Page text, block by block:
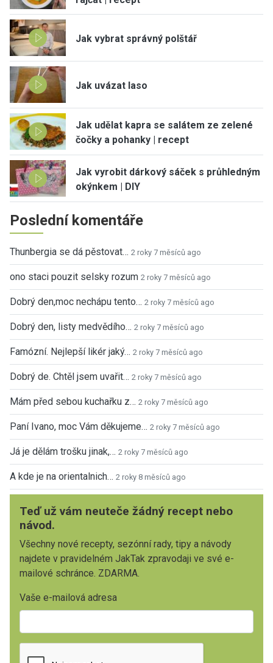
Jak vybrat správný polštář
Jak uvázat laso
Jak udělat kapra se salátem ze zelené
čočky a pohanky | recept
Jak vyrobit dárkový sáček s průhledným
okýnkem | DIY
Poslední komentáře
Thunbergia se dá pěstovat… 2 roky 7 měsíců ago
ono staci pouzit selsky rozum 2 roky 7 měsíců ago
Dobrý den,moc nechápu tento… 2 roky 7 měsíců ago
Dobrý den, listy medvědího… 2 roky 7 měsíců ago
Famózní. Nejlepší likér jaký… 2 roky 7 měsíců ago
Dobrý de. Chtěl jsem uvařit… 2 roky 7 měsíců ago
Mám před sebou kuchařku z… 2 roky 7 měsíců ago
Paní Ivano, moc Vám děkujeme… 2 roky 7 měsíců ago
Já je dělám trošku jinak,… 2 roky 7 měsíců ago
A kde je na orientalnich… 2 roky 8 měsíců ago
Teď už vám neuteče žádný recept nebo
návod.
Všechny nové recepty, sezónní rady, tipy a návody
najdete v pravidelném JakTak zpravodaji ve své e-
mailové schránce. ZDARMA.
Vaše e-mailová adresa